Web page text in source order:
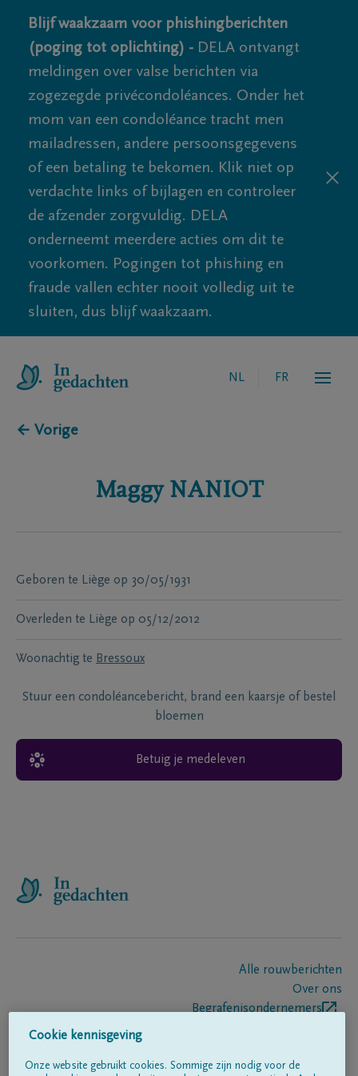
Blijf waakzaam voor phishingberichten
(poging tot oplichting) - DELA ontvangt
meldingen over valse berichten via
zogezegde privécondoléances. Onder het
mom van een condoléance tracht men
mailadressen, andere persoonsgegevens
of een betaling te bekomen. Klik niet op
verdachte links of bijlagen en controleer
de afzender zorgvuldig. DELA
onderneemt meerdere acties om dit te
voorkomen. Pogingen tot phishing en
fraude vallen echter nooit volledig uit te
sluiten, dus blijf waakzaam.
NL FR
← Vorige
Maggy NANIOT
Geboren te Liège op 30/05/1931
Overleden te Liège op 05/12/2012
Woonachtig te Bressoux
Stuur een condoléancebericht, brand een kaarsje of bestel
bloemen
Betuig je medeleven
Alle rouwberichten
Over ons
Begrafenisondernemers
Cookie kennisgeving
Onze website gebruikt cookies. Sommige zijn nodig voor de